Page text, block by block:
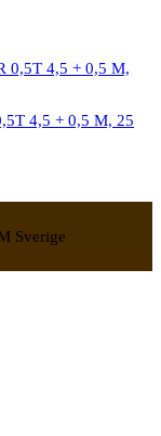
4,5 + 0,5 M, 25
Sverige